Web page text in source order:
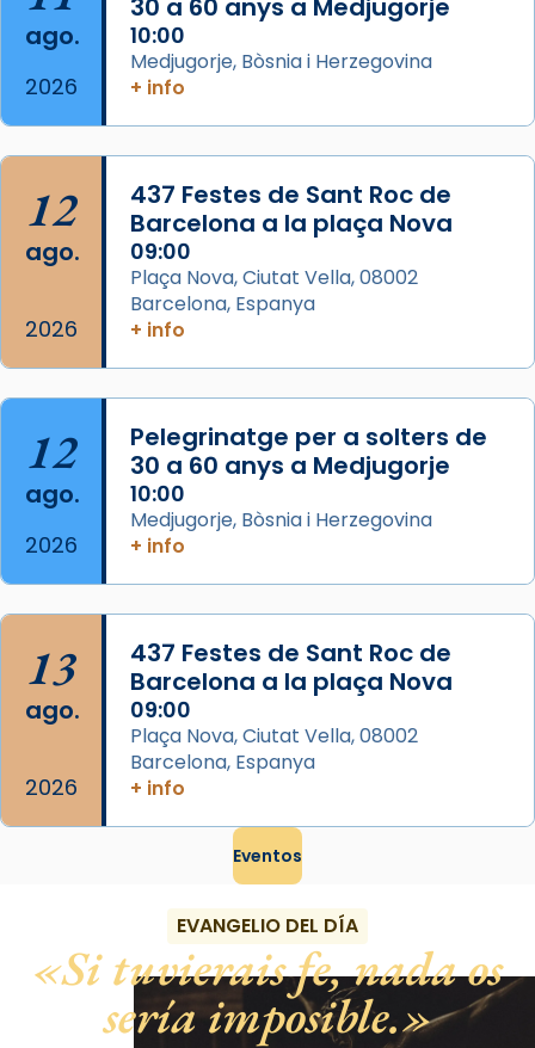
Arquebisbat de Barcelona
2 weeks ago
Acompanyant la història de sant Cugat, a
partir de l’Edat Mitjana sorgeix la tradició
que les santes Juliana (“relatiu a Júlia”) i
Semproniana (“relatiu a Semprònia =
eterna”) són deixebles seves. I l’any 1667, el
frare Joan Gaspar Roig, afirma en una obra
que les santes són filles de l’antiga Iluro.
Mataró en reivindicarà les relíq
Foto
View on Facebook ·
ago.
2026
30 a 60 anys a Medjugorje
10:00
Medjugorje, Bòsnia i Herzegovina
+ info
12
ago.
2026
437 Festes de Sant Roc de
Barcelona a la plaça Nova
09:00
Plaça Nova, Ciutat Vella, 08002
Barcelona, Espanya
+ info
12
ago.
2026
Pelegrinatge per a solters de
30 a 60 anys a Medjugorje
10:00
Medjugorje, Bòsnia i Herzegovina
+ info
13
ago.
2026
437 Festes de Sant Roc de
Barcelona a la plaça Nova
09:00
Plaça Nova, Ciutat Vella, 08002
Barcelona, Espanya
+ info
Eventos
EVANGELIO DEL DÍA
Si tuvierais fe, nada os
sería imposible.